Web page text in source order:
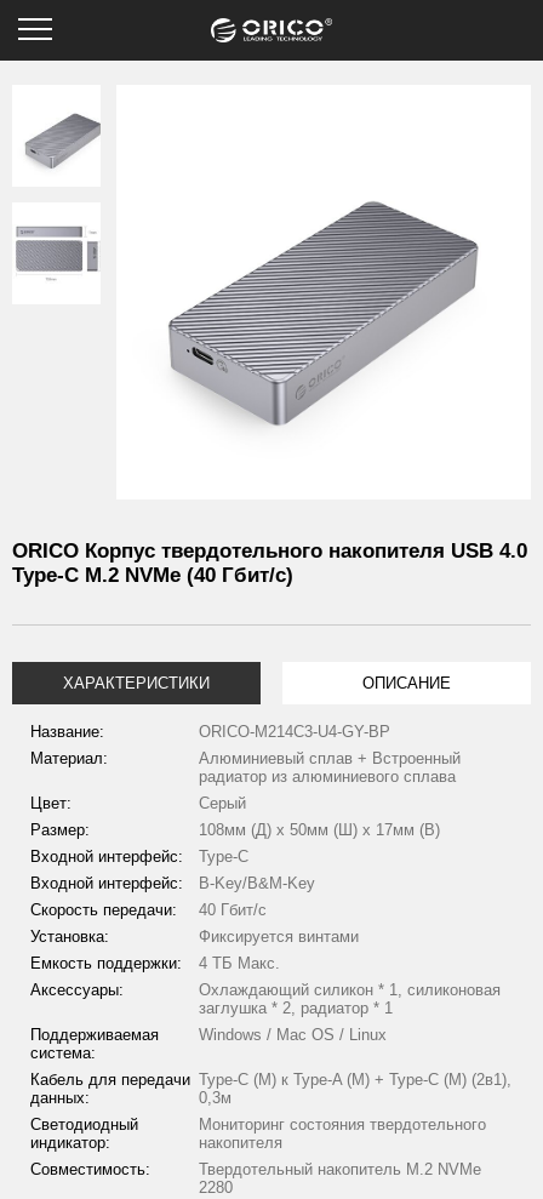
ORICO Корпус твердотельного накопителя USB 4.0
Type-C M.2 NVMe (40 Гбит/с)
ХАРАКТЕРИСТИКИ ОПИСАНИЕ
Название:
ORICO-M214C3-U4-GY-BP
Материал:
Алюминиевый сплав + Встроенный
радиатор из алюминиевого сплава
Цвет:
Серый
Размер:
108мм (Д) х 50мм (Ш) х 17мм (В)
Входной интерфейс:
Type-C
Входной интерфейс:
B-Key/B&M-Key
Скорость передачи:
40 Гбит/с
Установка:
Фиксируется винтами
Емкость поддержки:
4 ТБ Макс.
Аксессуары:
Охлаждающий силикон * 1, силиконовая
заглушка * 2, радиатор * 1
Поддерживаемая
система:
Windows / Mac OS / Linux
Кабель для передачи
данных:
Type-C (М) к Type-A (М) + Type-C (М) (2в1),
0,3м
Светодиодный
индикатор:
Мониторинг состояния твердотельного
накопителя
Совместимость:
Твердотельный накопитель M.2 NVMe
2280